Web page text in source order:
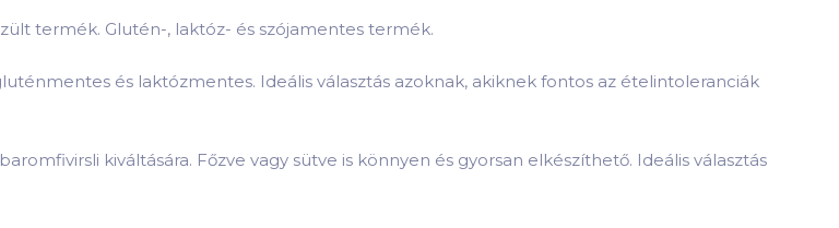
termék. Glutén-, laktóz- és szójamentes termék.
és laktózmentes. Ideális választás azoknak, akiknek fontos az ételintoleranciák
kiváltására. Főzve vagy sütve is könnyen és gyorsan elkészíthető. Ideális választás